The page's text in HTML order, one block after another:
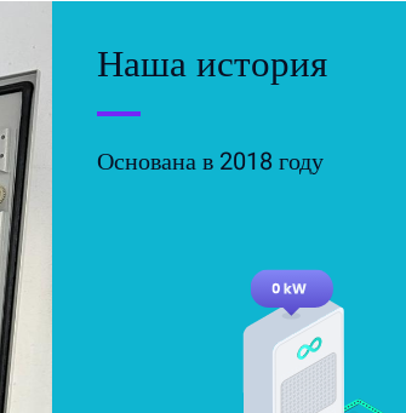
Наша история
Основана в 2018 году